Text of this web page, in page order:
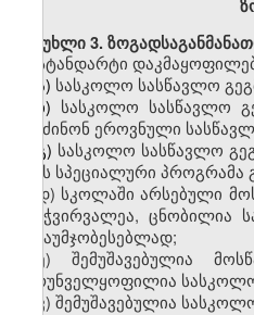
მუხლი3.
სტანდარტი
ა) სასკოლო სასწავლო
ბ) სასკოლო სასწავლო
შეიძინონ ეროვნული
გ) სასკოლო სასწავლო
აქვს სპეციალური
დ) სკოლაში არსებული
გამჭვირვალეა, ცნობილია
გასაუმჯობესებლად;
ე) შემუშავებულია
უზრუნველყოფილია
ვ) შემუშავებულია სასკოლო